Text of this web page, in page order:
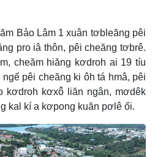
Bảo Lâm 1 xuân tơbleăng pêi
pro iâ thôn, pêi cheăng tơbrê.
cheăm hiăng kơdroh ai 19 tíu
pêi cheăng ki ôh tá hmâ, pêi
kơdroh kơxô̆ liăn ngân, mơdêk
kal kí a kơpong kuăn pơlê ối.